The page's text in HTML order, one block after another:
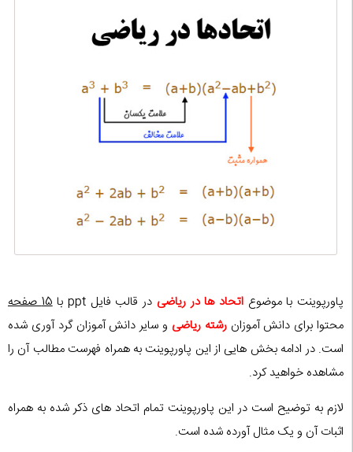
پاورپوینت با موضوع اتحاد ها در ریاضیدر قالب فایل ppt با
15 صفحه
محتوا برای دانش آموزان رشته ریاضیو سایر دانش آموزان گرد آوری شده
است. در ادامه بخش هایی از این پاورپوینت به همراه فهرست مطالب آن را
مشاهده خواهید کرد.
لازم به توضیح است در این پاورپوینت تمام اتحاد های ذکر شده به همراه
اثبات آن و یک مثال آورده شده است.